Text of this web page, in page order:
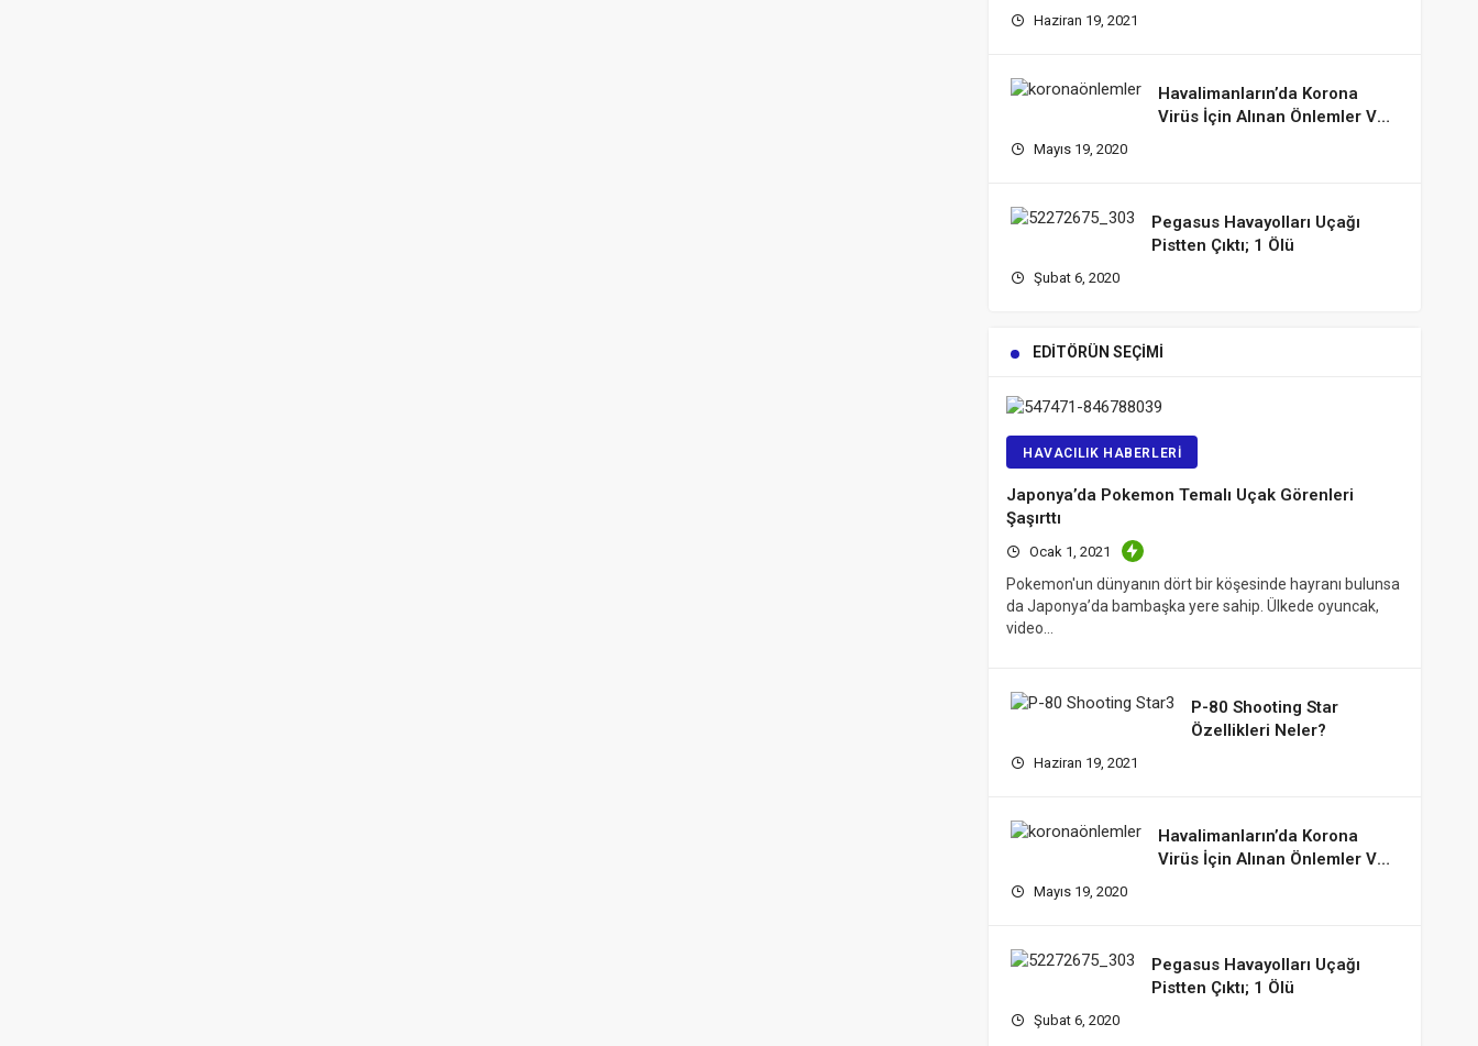
Haziran 19, 2021
Havalimanların’da Korona
Virüs İçin Alınan Önlemler Ve
Mayıs 19, 2020
Pegasus Havayolları Uçağı
Pistten Çıktı; 1 Ölü
Şubat 6, 2020
EDITÖRÜN SEÇIMI
HAVACILIK HABERLERI
Japonya’da Pokemon Temalı Uçak Görenleri
Şaşırttı
Ocak 1, 2021
Pokemon'un dünyanın dört bir köşesinde hayranı bulunsa
da Japonya’da bambaşka yere sahip. Ülkede oyuncak,
video…
P-80 Shooting Star
Özellikleri Neler?
Haziran 19, 2021
Havalimanların’da Korona
Virüs İçin Alınan Önlemler Ve
Mayıs 19, 2020
Pegasus Havayolları Uçağı
Pistten Çıktı; 1 Ölü
Şubat 6, 2020